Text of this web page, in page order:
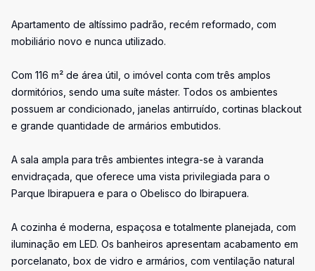
Apartamento de altíssimo padrão, recém reformado, com
mobiliário novo e nunca utilizado.
Com 116 m² de área útil, o imóvel conta com três amplos
dormitórios, sendo uma suíte máster. Todos os ambientes
possuem ar condicionado, janelas antirruído, cortinas blackout
e grande quantidade de armários embutidos.
A sala ampla para três ambientes integra-se à varanda
envidraçada, que oferece uma vista privilegiada para o
Parque Ibirapuera e para o Obelisco do Ibirapuera.
A cozinha é moderna, espaçosa e totalmente planejada, com
iluminação em LED. Os banheiros apresentam acabamento em
porcelanato, box de vidro e armários, com ventilação natural